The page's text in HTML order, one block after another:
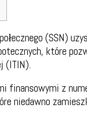
(SSN)
które
(ITIN).
finansowymi z
niedawno